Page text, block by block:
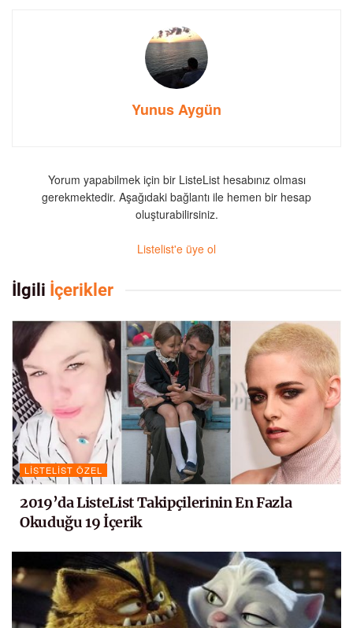
Yunus Aygün
Yorum yapabilmek için bir ListeList hesabınız olması
gerekmektedir. Aşağıdaki bağlantı ile hemen bir hesap
oluşturabilirsiniz.
Listelist'e üye ol
İlgili İçerikler
LISTELIST ÖZEL
2019’da ListeList Takipçilerinin En Fazla
Okuduğu 19 İçerik